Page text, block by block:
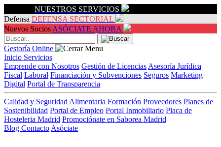
NUESTROS SERVICIOS
Defensa DEFENSA SECTORIAL
Nuevos Socios ASÓCIATE AHORA
Gestoría Online
Inicio Servicios
Emprende con Nosotros Gestión de Licencias Asesoría Jurídica
Fiscal Laboral Financiación y Subvenciones Seguros Marketing
Digital Portal de Transparencia
Calidad y Seguridad Alimentaria Formación Proveedores Planes de
Sostenibilidad Portal de Empleo Portal Inmobiliario Placa de
Hosteleria Madrid Promociónate en Saborea Madrid
Blog Contacto Asóciate